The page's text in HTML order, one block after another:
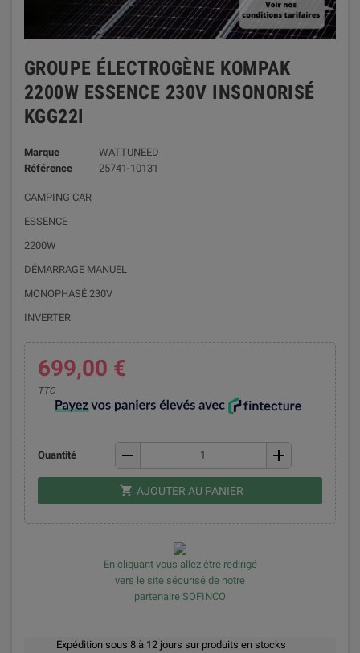
GROUPE ÉLECTROGÈNE KOMPAK
2200W ESSENCE 230V INSONORISÉ
KGG22I
Marque
WATTUNEED
Référence
25741-10131
CAMPING CAR
ESSENCE
2200W
DÉMARRAGE MANUEL
MONOPHASÉ 230V
INVERTER
699,00 €
TTC
Quantité remove add
shopping_cart AJOUTER AU PANIER
En cliquant vous allez être redirigé
vers le site sécurisé de notre
partenaire SOFINCO
Expédition sous 8 à 12 jours sur produits en stocks